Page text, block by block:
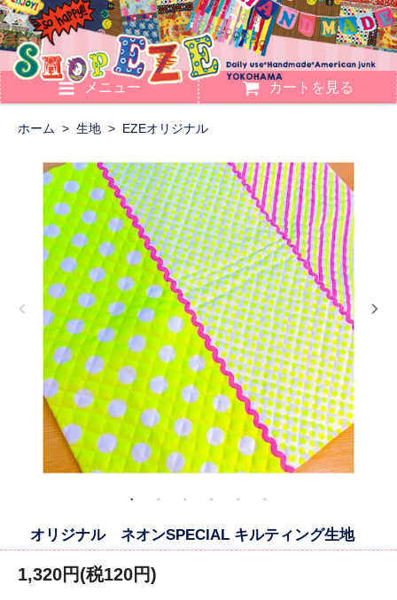
メニュー カートを見る
ホーム > 生地 > EZEオリジナル
オリジナル ネオンSPECIAL キルティング生地
1,320円(税120円)